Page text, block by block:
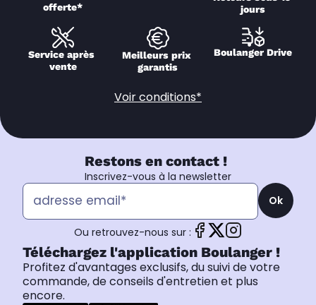
offerte*
jours
Service après
vente
Meilleurs prix
garantis
Boulanger Drive
Voir conditions*
Restons en contact !
Inscrivez-vous à la newsletter
Ok
Ou retrouvez-nous sur :
Téléchargez l'application Boulanger !
Profitez d'avantages exclusifs, du suivi de votre
commande, de conseils d'entretien et plus
encore.